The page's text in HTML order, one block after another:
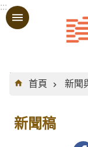
跳到主要內容區塊
:::
:::
首頁
新聞
新聞稿